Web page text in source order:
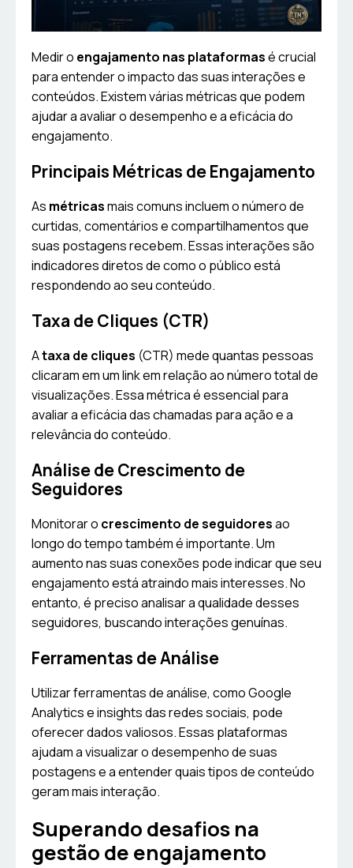
Medir o engajamento nas plataformasé crucial
para entender o impacto das suas interações e
conteúdos. Existem várias métricas que podem
ajudar a avaliar o desempenho e a eficácia do
engajamento.
Principais Métricas de Engajamento
As métricasmais comuns incluem o número de
curtidas, comentários e compartilhamentos que
suas postagens recebem. Essas interações são
indicadores diretos de como o público está
respondendo ao seu conteúdo.
Taxa de Cliques (CTR)
Ataxa de cliques (CTR) mede quantas pessoas
clicaram em um link em relação ao número total de
visualizações. Essa métrica é essencial para
avaliar a eficácia das chamadas para ação e a
relevância do conteúdo.
Análise de Crescimento de
Seguidores
Monitorar o crescimento de seguidoresao
longo do tempo também é importante. Um
aumento nas suas conexões pode indicar que seu
engajamento está atraindo mais interesses. No
entanto, é preciso analisar a qualidade desses
seguidores, buscando interações genuínas.
Ferramentas de Análise
Utilizar ferramentas de análise, como Google
Analytics e insights das redes sociais, pode
oferecer dados valiosos. Essas plataformas
ajudam a visualizar o desempenho de suas
postagens e a entender quais tipos de conteúdo
geram mais interação.
Superando desafios na
gestão de engajamento